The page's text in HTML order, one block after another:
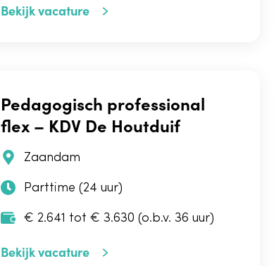
Bekijk vacature
Pedagogisch professional
flex – KDV De Houtduif
Zaandam
Parttime (24 uur)
€ 2.641 tot € 3.630 (o.b.v. 36 uur)
Bekijk vacature